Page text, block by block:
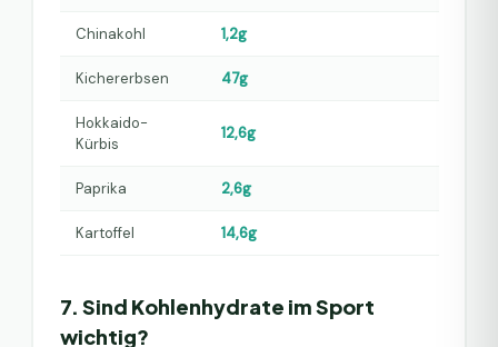
Chinakohl 1,2g
Kichererbsen 47g
Hokkaido-
Kürbis
12,6g
Paprika 2,6g
Kartoffel 14,6g
7. Sind Kohlenhydrate im Sport
wichtig?